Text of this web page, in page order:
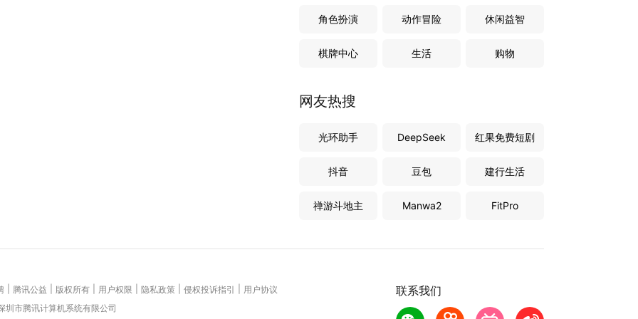
角色扮演 动作冒险 休闲益智
棋牌中心 生活 购物
网友热搜
光环助手 DeepSeek 红果免费短剧
抖音 豆包 建行生活
禅游斗地主 Manwa2 FitPro
联系我们
腾讯公益 版权所有 用户权限 隐私政策 侵权投诉指引
用户协议
圳市腾讯计算机系统有限公司